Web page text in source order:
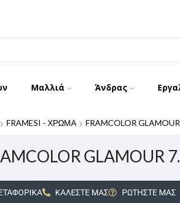
Μαλλιά Άνδρας
FRAMESI - ΧΡΩΜΑ FRAMCOLOR GLAMOUR
GLAMOUR
ΚΑΛΕΣΤΕ ΜΑΣ ΡΩΤΗΣΤΕ ΜΑΣ